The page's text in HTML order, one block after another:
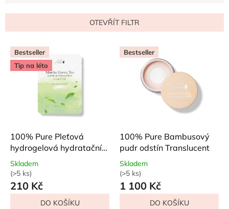
í
d
OTEVŘÍT FILTR
V
p
Bestseller
Tip na léto
100% Pure Pleťová
hydrogelová hydratační
maska Matcha
Průměrné
hodnocení
produktu
Skladem
(>5 ks)
210 Kč
DO KOŠÍKU
Bestseller
100% Pure Bambusový
pudr odstín Translucent
Průměrné
hodnocení
produktu
Skladem
(>5 ks)
1 100 Kč
DO KOŠÍKU